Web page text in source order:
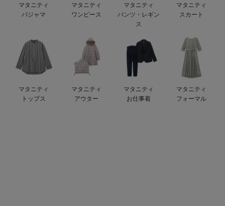
保育園・入園準備特集
ファルスカ
デロンギ
マタニティ
パジャマ
マタニティ
ワンピース
マタニティ
パンツ・レギン
ス
マタニティ
スカート
マタニティ
トップス
マタニティ
アウター
マタニティ
お仕事着
マタニティ
フォーマル